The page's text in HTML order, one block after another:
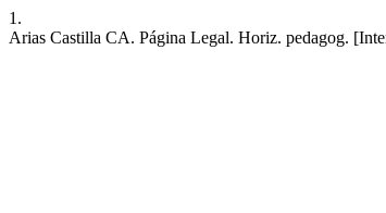
1.
Arias Castilla CA. Página Legal. Horiz. pedagog.